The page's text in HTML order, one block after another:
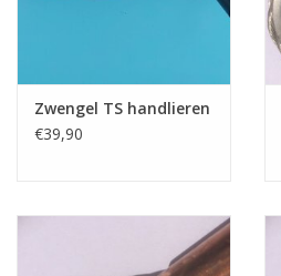
Zwengel TS handlieren
€39,90